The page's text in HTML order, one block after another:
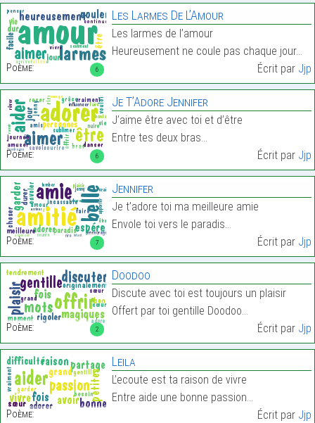
6
Poème:
Les Larmes De L’Amour
Les larmes de l’amour
Heureusement ne coule pas chaque jour…
Écrit par Jjp
6
Poème:
Je T’Adore Jennifer
J’aime être avec toi et d’être
Entre tes deux bras…
Écrit par Jjp
7
Poème:
Jennifer
Je t’adore toi ma meilleure amie
Envole toi vers le paradis…
Écrit par Jjp
2
Poème:
Doodoo
Discute avec toi est toujours un plaisir
Offert par toi gentille Doodoo…
Écrit par Jjp
Poème:
Leila
L’ecoute est ta raison de vivre
Entre aide une bonne passion…
Écrit par Jjp